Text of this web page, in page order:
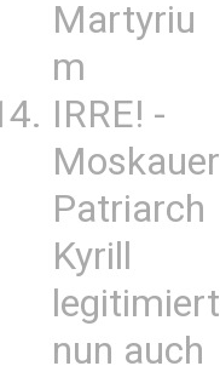
Martyriu
m
IRRE! -
Moskauer
Patriarch
Kyrill
legitimiert
nun auch